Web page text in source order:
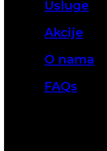
Usluge
Akcije
O nama
FAQs